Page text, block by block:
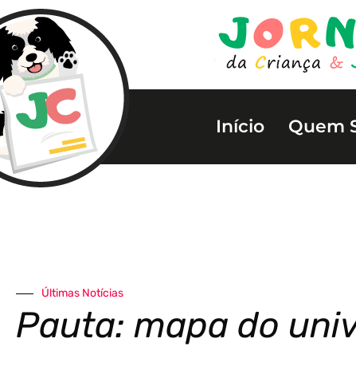
Início Quem
Últimas Notícias
Pauta: mapa do